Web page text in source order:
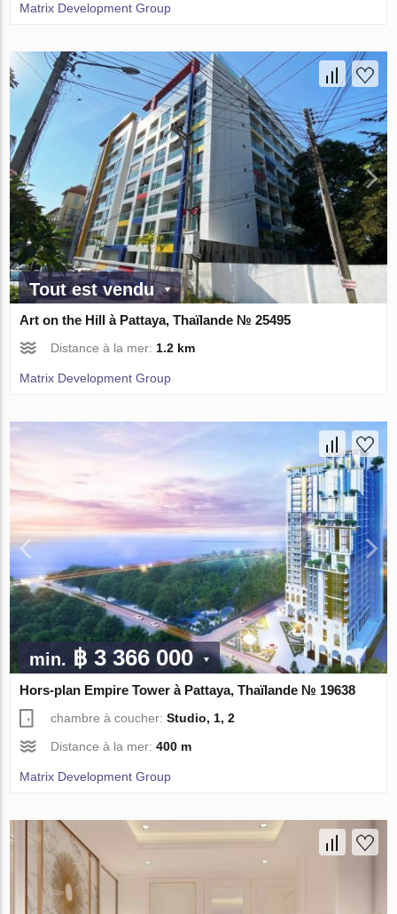
Matrix Development Group
Tout est vendu
Art on the Hill à Pattaya, Thaïlande № 25495
Distance à la mer: 1.2 km
Matrix Development Group
min. ฿ 3 366 000
Hors-plan Empire Tower à Pattaya, Thaïlande № 19638
chambre à coucher:Studio, 1, 2
Distance à la mer:400 m
Matrix Development Group